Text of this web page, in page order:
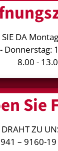
SIE DA
Donnerstag:
8.00 -
Sie
ZU
– 9160-19